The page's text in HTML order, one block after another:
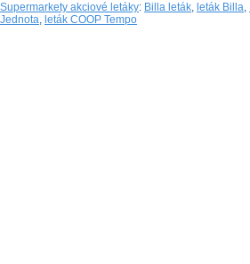
Supermarkety akciové letáky: Billa leták, leták Billa,
Jednota, leták COOP Tempo